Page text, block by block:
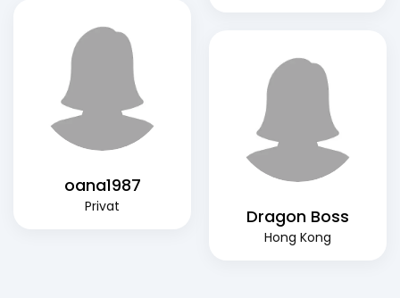
oana1987
Privat Dragon Boss
Hong Kong